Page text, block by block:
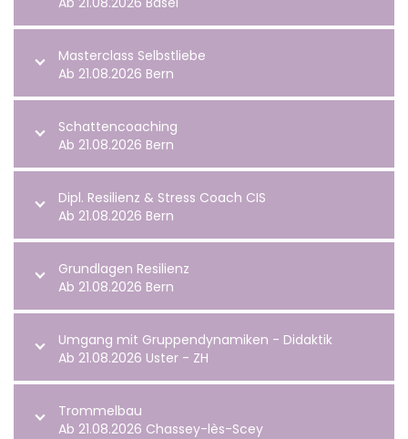
Masterclass Selbstliebe
Ab 21.08.2026 Bern
Schattencoaching
Ab 21.08.2026 Bern
Dipl. Resilienz & Stress Coach CIS
Ab 21.08.2026 Bern
Grundlagen Resilienz
Ab 21.08.2026 Bern
Umgang mit Gruppendynamiken - Didaktik
Ab 21.08.2026 Uster - ZH
Trommelbau
Ab 21.08.2026 Chassey-lès-Scey